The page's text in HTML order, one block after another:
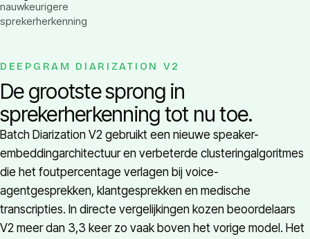
nauwkeurigere
sprekerherkenning
DEEPGRAM DIARIZATION V2
De grootste sprong in
sprekerherkenning tot nu toe.
Batch Diarization V2 gebruikt een nieuwe speaker-
embeddingarchitectuur en verbeterde clusteringalgoritmes
die het foutpercentage verlagen bij voice-
agentgesprekken, klantgesprekken en medische
transcripties. In directe vergelijkingen kozen beoordelaars
V2 meer dan 3,3 keer zo vaak boven het vorige model. Het